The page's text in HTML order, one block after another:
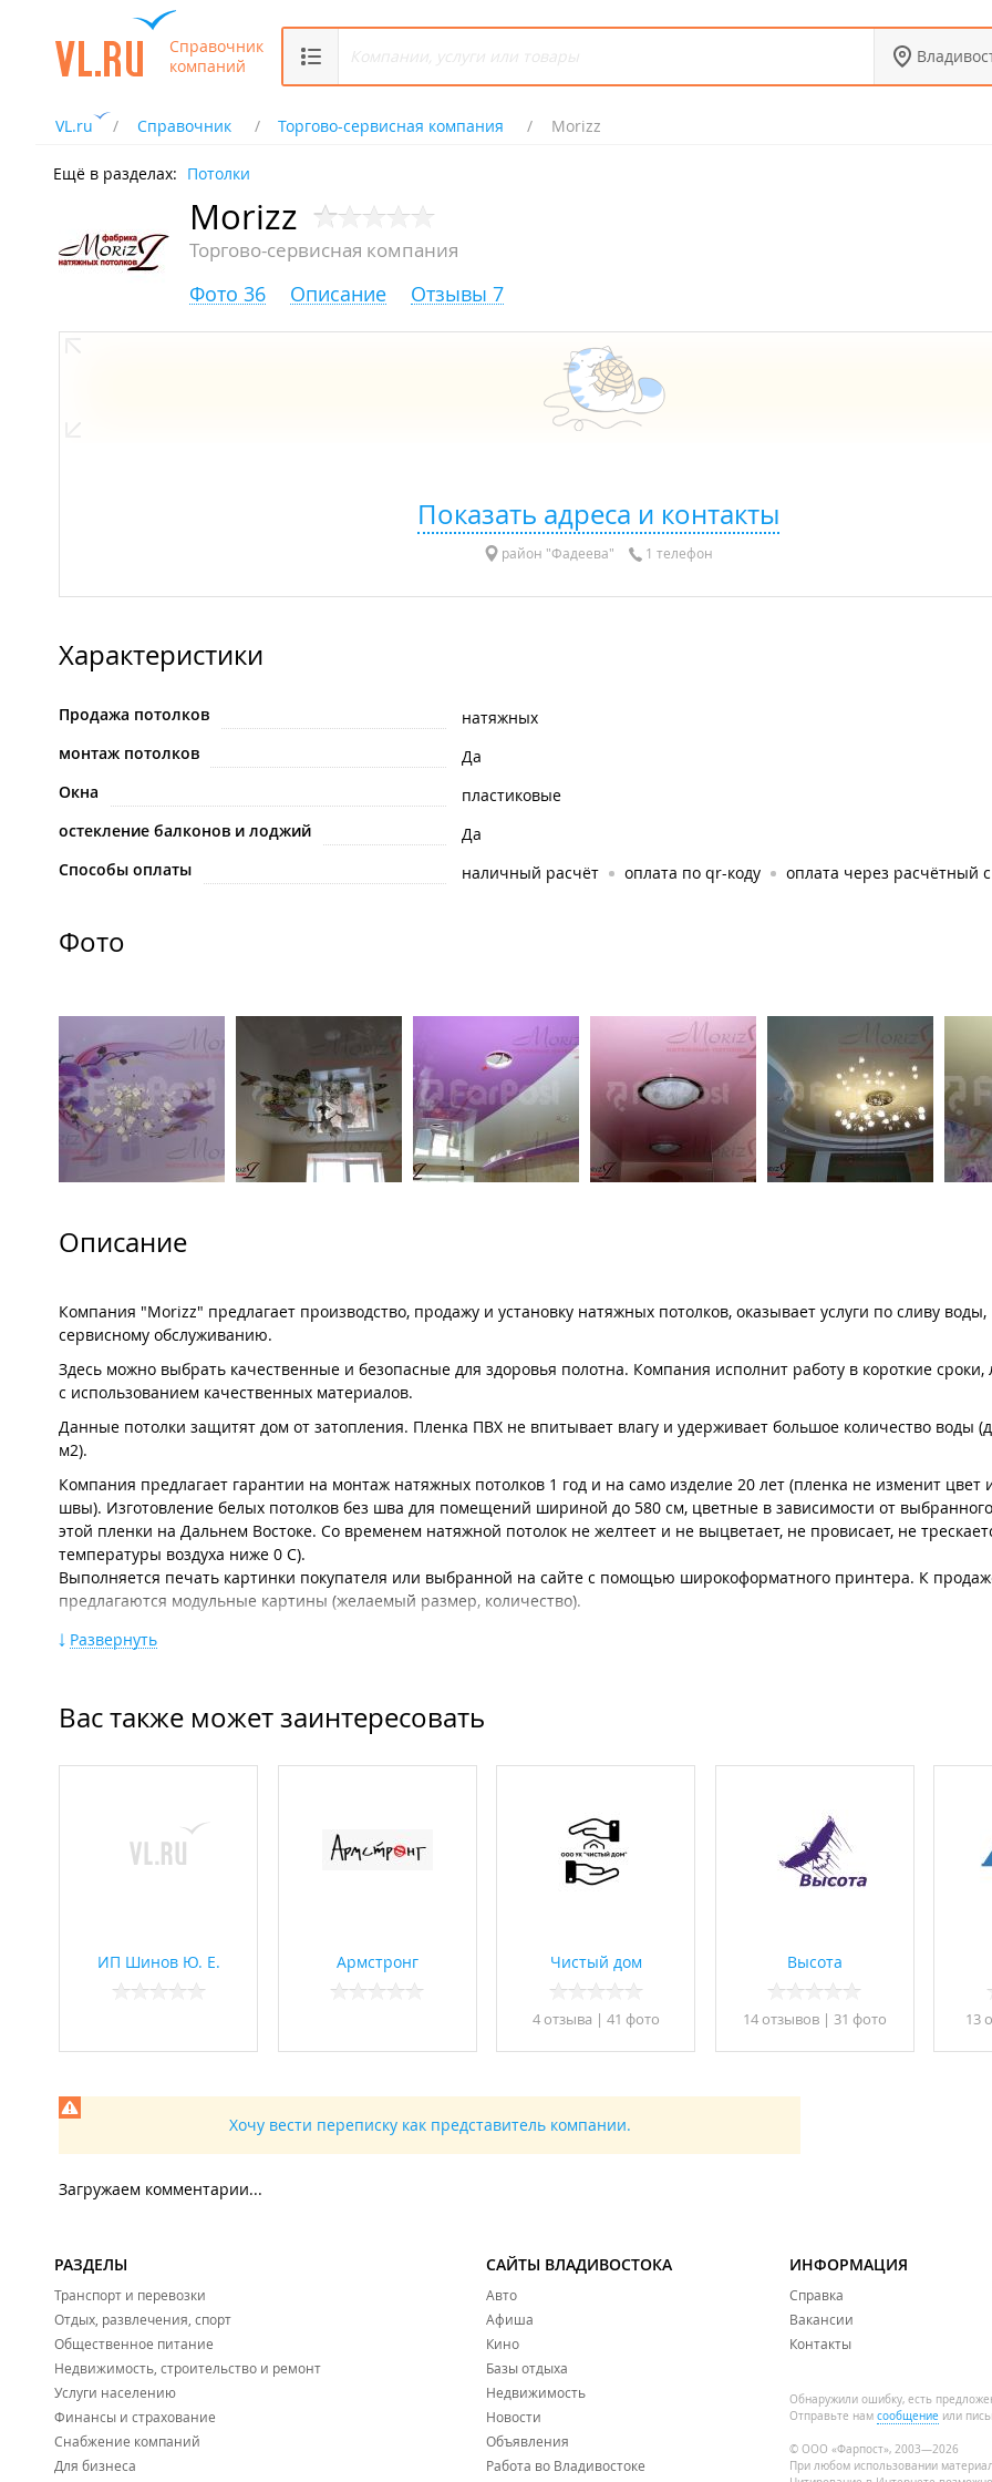
Справочник
компаний
VL.ru Справочник Торгово-сервисная компания Morizz
Ещё в разделах: Потолки
Morizz
Торгово-сервисная компания
Фото 36 Описание Отзывы 7
Показать адреса и контакты
район "Фадеева" 1 телефон
Характеристики
Продажа потолков
натяжных
монтаж потолков
Да
Окна
пластиковые
остекление балконов и лоджий
Да
Способы оплаты
наличный расчёт оплата по qr-коду оплата через расчётный
Фото
Описание
Компания "Morizz" предлагает производство, продажу и установку натяжных потолков, оказывает услуги по сливу
сервисному обслуживанию.
Здесь можно выбрать качественные и безопасные для здоровья полотна. Компания исполнит работу в короткие
с использованием качественных материалов.
Данные потолки защитят дом от затопления. Пленка ПВХ не впитывает влагу и удерживает большое количество воды
м2).
Компания предлагает гарантии на монтаж натяжных потолков 1 год и на само изделие 20 лет (пленка не изменит цвет
швы). Изготовление белых потолков без шва для помещений шириной до 580 см, цветные в зависимости от
этой пленки на Дальнем Востоке. Со временем натяжной потолок не желтеет и не выцветает, не провисает, не
температуры воздуха ниже 0 С).
Выполняется печать картинки покупателя или выбранной на сайте с помощью широкоформатного принтера. К
предлагаются модульные картины (желаемый размер, количество).
Выполнение любых видов конструкций: по прямой, по кривой, с вырезом, двухуровневые, трехуровневые. Конструкции
Также компания изготавливает и устанавливает комбинированные потолки, то есть спайки из двух и более полотен
по кривой (дуги, ручейки).
Имеется в наличии большой ассортимент потолочных светильников (софитов).
Консультация по телефону и выезд на замер в черте города - бесплатно.
Развернуть
Вас также может заинтересовать
ИП Шинов Ю. Е. Армстронг Чистый дом
4 отзывa | 41 фото
Высота
14 отзывов| 31 фото 13
Хочу вести переписку как представитель компании.
Загружаем комментарии...
РАЗДЕЛЫ
Транспорт и перевозки
Отдых, развлечения, спорт
Общественное питание
Недвижимость, строительство и ремонт
Услуги населению
Финансы и страхование
Снабжение компаний
Для бизнеса
САЙТЫ ВЛАДИВОСТОКА
Авто
Афиша
Кино
Базы отдыха
Недвижимость
Новости
Объявления
Работа во Владивостоке
ИНФОРМАЦИЯ
Справка
Вакансии
Контакты
Обнаружили ошибку, есть
Отправьте нам сообщение или
© ООО «Фарпост», 2003—2026
При любом использовании